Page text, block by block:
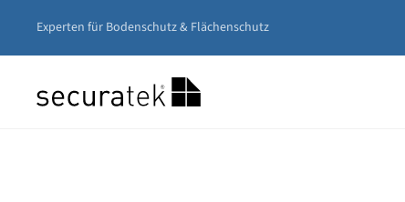
Zum
springen
Experten für Bodenschutz & Flächenschutz